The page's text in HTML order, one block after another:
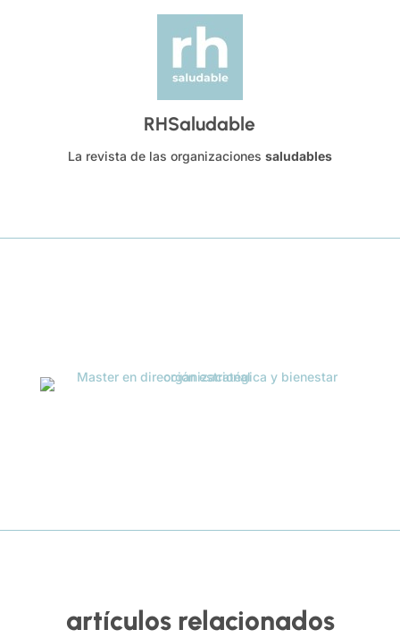
RHSaludable
La revista de las organizaciones saludables
artículos relacionados